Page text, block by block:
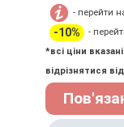
- перейти
-10%
-
*всі ціни
відрізнятися